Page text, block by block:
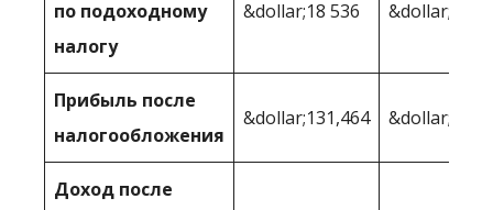
по подоходному
налогу
&dollar;18 536 &dollar;25
Прибыль после
налогообложения
&dollar;131,464 &dollar;124
Доход после